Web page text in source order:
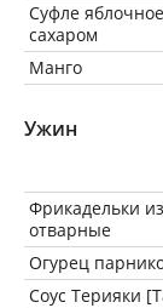
Суфле
сахаром
Манго
Ужин
Фрикадельки
отварные
Огурец
Соус Терияки